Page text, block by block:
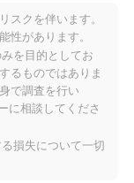
としての地位を確立
透明性を強調し、ユ
における革新を促進
たか？
したことから始まり
上げ、開発者や初期
なりました。その
スクを伴います。
性があります。
を目的としてお
るものではありま
で調査を行い
に相談してくださ
損失について一切